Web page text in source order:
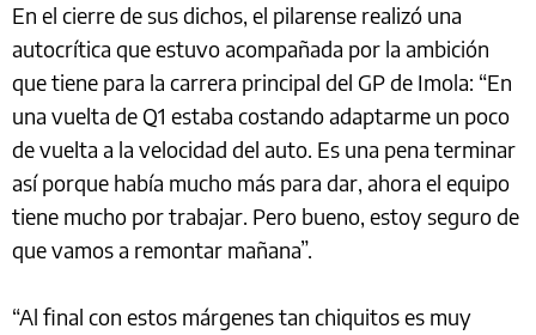
En el cierre de sus dichos, el pilarense realizó una
autocrítica que estuvo acompañada por la ambición
que tiene para la carrera principal del GP de Imola: “En
una vuelta de Q1 estaba costando adaptarme un poco
de vuelta a la velocidad del auto. Es una pena terminar
así porque había mucho más para dar, ahora el equipo
tiene mucho por trabajar. Pero bueno, estoy seguro de
que vamos a remontar mañana”.
“Al final con estos márgenes tan chiquitos es muy